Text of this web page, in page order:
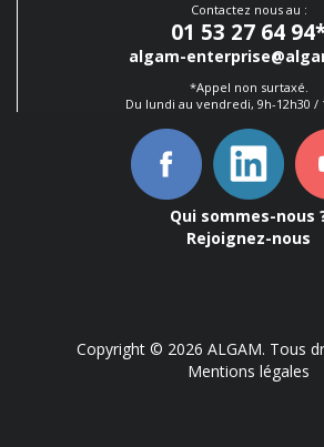
Contactez nous au :
01 53 27 64 94
algam-
*Appel non surtaxé.
Du lundi au vendredi, 9h-12h30 /
Qui sommes-nous
Rejoignez-nous
Copyright © 2026 ALGAM. Tous
Mentions légales